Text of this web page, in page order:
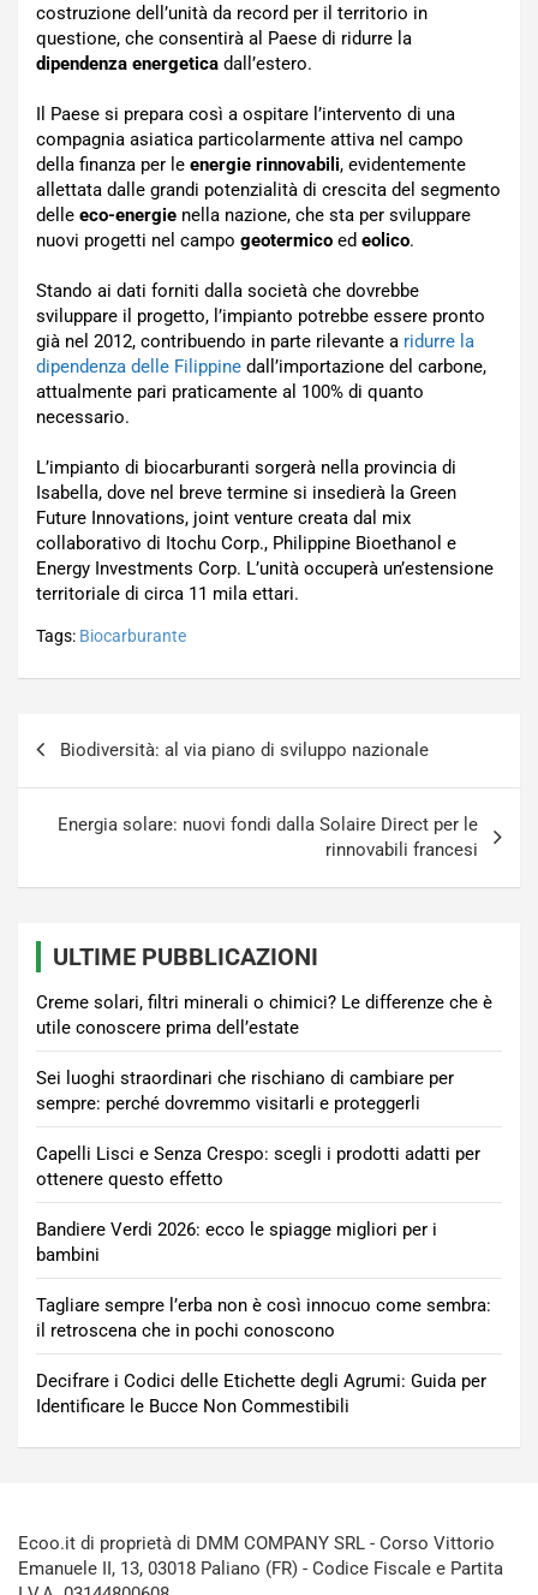
costruzione dell’unità da record per il territorio in
questione, che consentirà al Paese di ridurre la
dipendenza energetica dall’estero.
Il Paese si prepara così a ospitare l’intervento di una
compagnia asiatica particolarmente attiva nel campo
della finanza per le energie rinnovabili, evidentemente
allettata dalle grandi potenzialità di crescita del segmento
delle eco-energie nella nazione, che sta per sviluppare
nuovi progetti nel campo geotermico ed eolico.
Stando ai dati forniti dalla società che dovrebbe
sviluppare il progetto, l’impianto potrebbe essere pronto
già nel 2012, contribuendo in parte rilevante a ridurre la
dipendenza delle Filippine dall’importazione del carbone,
attualmente pari praticamente al 100% di quanto
necessario.
L’impianto di biocarburanti sorgerà nella provincia di
Isabella, dove nel breve termine si insedierà la Green
Future Innovations, joint venture creata dal mix
collaborativo di Itochu Corp., Philippine Bioethanol e
Energy Investments Corp. L’unità occuperà un’estensione
territoriale di circa 11 mila ettari.
Tags: Biocarburante
Biodiversità: al via piano di sviluppo nazionale
Energia solare: nuovi fondi dalla Solaire Direct per le
rinnovabili francesi
ULTIME PUBBLICAZIONI
Creme solari, filtri minerali o chimici? Le differenze che è
utile conoscere prima dell’estate
Sei luoghi straordinari che rischiano di cambiare per
sempre: perché dovremmo visitarli e proteggerli
Capelli Lisci e Senza Crespo: scegli i prodotti adatti per
ottenere questo effetto
Bandiere Verdi 2026: ecco le spiagge migliori per i
bambini
Tagliare sempre l’erba non è così innocuo come sembra:
il retroscena che in pochi conoscono
Decifrare i Codici delle Etichette degli Agrumi: Guida per
Identificare le Bucce Non Commestibili
Ecoo.it di proprietà di DMM COMPANY SRL - Corso Vittorio
Emanuele II, 13, 03018 Paliano (FR) - Codice Fiscale e Partita